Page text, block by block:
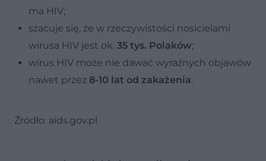
ma HIV;
szacuje się, że w rzeczywistości nosicielami
wirusa HIV jest ok. 35 tys. Polaków;
wirus HIV może nie dawać wyraźnych objawów
nawet przez 8-10 lat od zakażenia.
Źródło: aids.gov.pl